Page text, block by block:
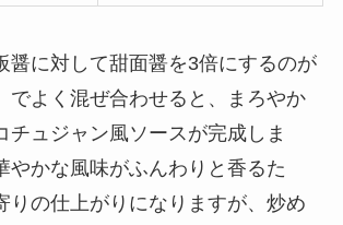
醤に対して甜面醤を3倍にするのが
でよく混ぜ合わせると、まろやか
チュジャン風ソースが完成しま
やかな風味がふんわりと香るた
りの仕上がりになりますが、炒め